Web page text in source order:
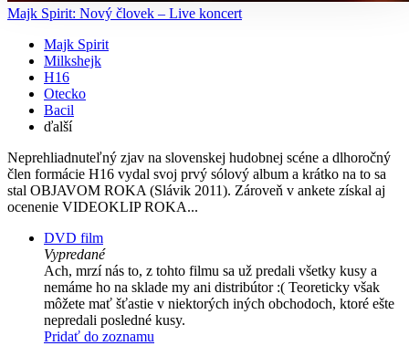
Majk Spirit: Nový človek – Live koncert
Majk Spirit
Milkshejk
H16
Otecko
Bacil
ďalší
Neprehliadnuteľný zjav na slovenskej hudobnej scéne a dlhoročný
člen formácie H16 vydal svoj prvý sólový album a krátko na to sa
stal OBJAVOM ROKA (Slávik 2011). Zároveň v ankete získal aj
ocenenie VIDEOKLIP ROKA...
DVD film
Vypredané
Ach, mrzí nás to, z tohto filmu sa už predali všetky kusy a
nemáme ho na sklade my ani distribútor :( Teoreticky však
môžete mať šťastie v niektorých iných obchodoch, ktoré ešte
nepredali posledné kusy.
Pridať do zoznamu